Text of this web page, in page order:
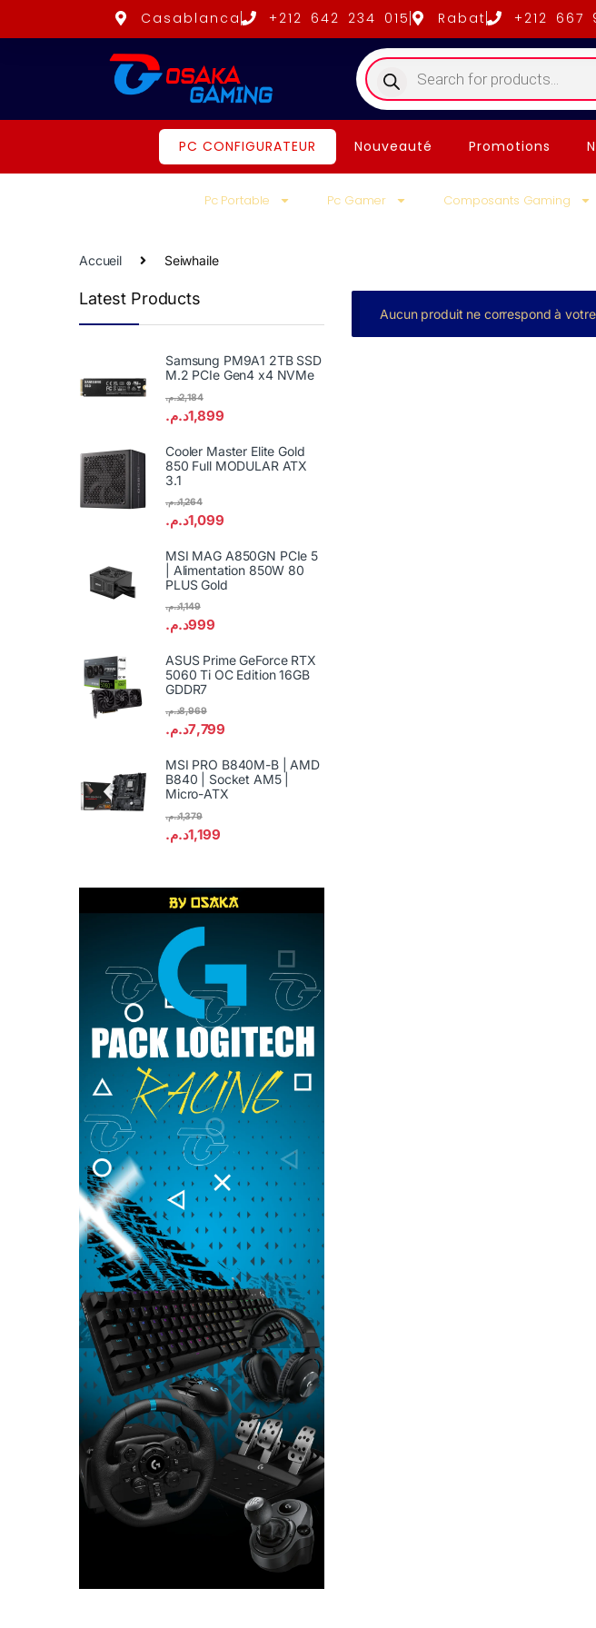
Casablanca +212 642 234 015 Rabat +212 667
PC CONFIGURATEUR Nouveauté Promotions
Pc Portable Pc Gamer Composants Gaming
Accueil Seiwhaile
Aucun produit ne correspond à
Latest Products
Samsung PM9A1 2TB SSD
M.2 PCIe Gen4 x4 NVMe
1,899د.م.
2,184د.م.
Cooler Master Elite Gold
850 Full MODULAR ATX
3.1
1,099د.م.
1,264د.م.
MSI MAG A850GN PCIe 5
| Alimentation 850W 80
PLUS Gold
999د.م.
1,149د.م.
ASUS Prime GeForce RTX
5060 Ti OC Edition 16GB
GDDR7
7,799د.م.
8,969د.م.
MSI PRO B840M-B | AMD
B840 | Socket AM5 |
Micro-ATX
1,199د.م.
1,379د.م.